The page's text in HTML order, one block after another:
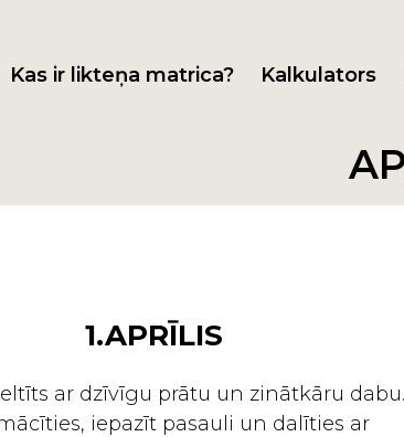
Kas ir likteņa matrica? Kalkulators
1.APRĪLIS
ar dzīvīgu prātu un zinātkāru dabu.
iepazīt pasauli un dalīties ar